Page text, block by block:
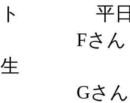
ト 平日18
Fさん
生 土
Gさ